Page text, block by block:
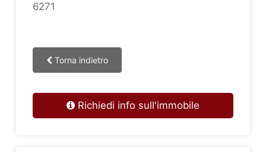
6271
Torna indietro
Richiedi info sull'immobile